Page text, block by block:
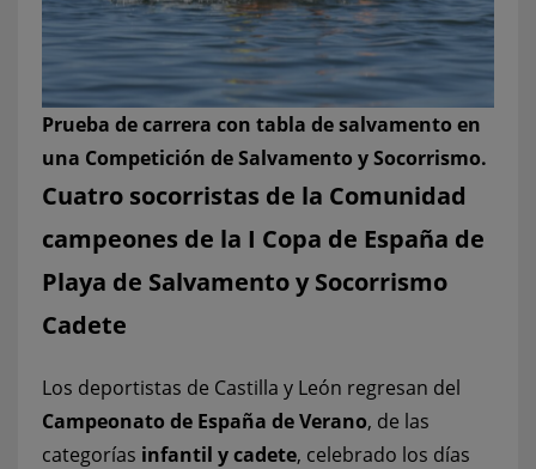
Prueba de carrera con tabla de salvamento en
una Competición de Salvamento y Socorrismo.
Cuatro socorristas de la Comunidad
campeones de la I Copa de España de
Playa de Salvamento y Socorrismo
Cadete
Los deportistas de Castilla y León regresan del
Campeonato de España de Verano, de las
categorías infantil y cadete, celebrado los días